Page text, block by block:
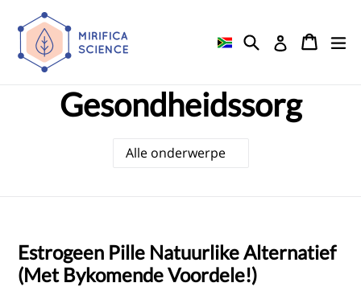
oor
inhoud
Soek Teken aan
Gesondheidssorg
Estrogeen Pille Natuurlike Alternatief
(Met Bykomende Voordele!)